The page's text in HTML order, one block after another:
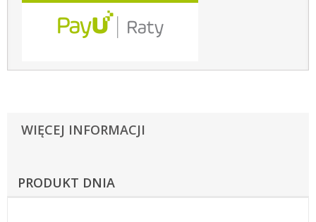
WIĘCEJ INFORMACJI
PRODUKT DNIA